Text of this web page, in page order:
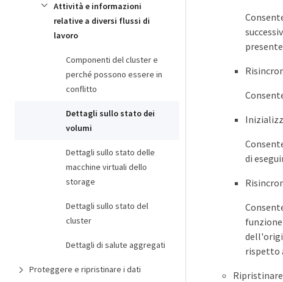
Attività e informazioni
relative a diversi flussi di
lavoro
Componenti del cluster e
perché possono essere in
conflitto
Dettagli sullo stato dei
volumi
Dettagli sullo stato delle
macchine virtuali dello
storage
Dettagli sullo stato del
cluster
Dettagli di salute aggregati
Proteggere e ripristinare i dati
di
rispetto
Ripristinare